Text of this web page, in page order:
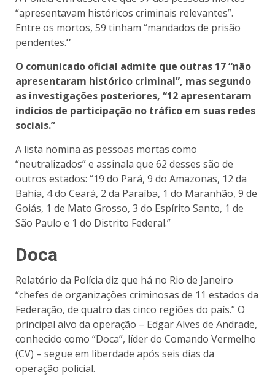
“apresentavam históricos criminais relevantes”.
Entre os mortos, 59 tinham “mandados de prisão
pendentes.”
O comunicado oficial admite que outras 17 “não
apresentaram histórico criminal”, mas segundo
as investigações posteriores, “12 apresentaram
indícios de participação no tráfico em suas redes
sociais.”
A lista nomina as pessoas mortas como
“neutralizados” e assinala que 62 desses são de
outros estados: “19 do Pará, 9 do Amazonas, 12 da
Bahia, 4 do Ceará, 2 da Paraíba, 1 do Maranhão, 9 de
Goiás, 1 de Mato Grosso, 3 do Espírito Santo, 1 de
São Paulo e 1 do Distrito Federal.”
Doca
Relatório da Polícia diz que há no Rio de Janeiro
“chefes de organizações criminosas de 11 estados da
Federação, de quatro das cinco regiões do país.” O
principal alvo da operação – Edgar Alves de Andrade,
conhecido como “Doca”, líder do Comando Vermelho
(CV) – segue em liberdade após seis dias da
operação policial.